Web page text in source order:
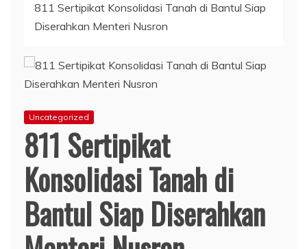
811 Sertipikat Konsolidasi Tanah di Bantul Siap
Diserahkan Menteri Nusron
Uncategorized
811 Sertipikat
Konsolidasi Tanah di
Bantul Siap Diserahkan